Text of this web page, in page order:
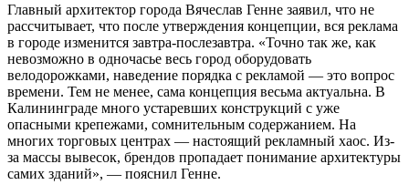
Главный архитектор города Вячеслав Генне заявил, что не
рассчитывает, что после утверждения концепции, вся реклама
в городе изменится завтра-послезавтра. «Точно так же, как
невозможно в одночасье весь город оборудовать
велодорожками, наведение порядка с рекламой — это вопрос
времени. Тем не менее, сама концепция весьма актуальна. В
Калининграде много устаревших конструкций с уже
опасными крепежами, сомнительным содержанием. На
многих торговых центрах — настоящий рекламный хаос. Из-
за массы вывесок, брендов пропадает понимание архитектуры
самих зданий», — пояснил Генне.